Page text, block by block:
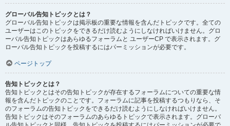
グローバル告知トピックとは？
グローバル告知トピックは掲示板の重要な情報を含んだトピックです。全ての
ユーザーはこのトピックをできるだけ読むようにしなければいけません。グロ
ーバル告知トピックはあらゆるフォーラムと ユーザーCP で表示されます。グ
ローバル告知トピックを投稿するにはパーミッションが必要です。
ページトップ
告知トピックとは？
告知トピックとはその告知トピックが存在するフォーラムについての重要な情
報を含んだトピックのことです。フォーラムに記事を投稿するつもりなら、そ
のフォーラムの告知トピックをできるだけ読むようにしなければいけません。
告知トピックはそのフォーラムのあらゆるトピックで表示されます。グローバ